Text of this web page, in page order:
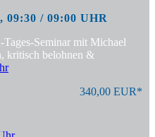
09:30 / 09:00 UHR
Seminar mit Michael
kritisch belohnen &
340,00 EUR*